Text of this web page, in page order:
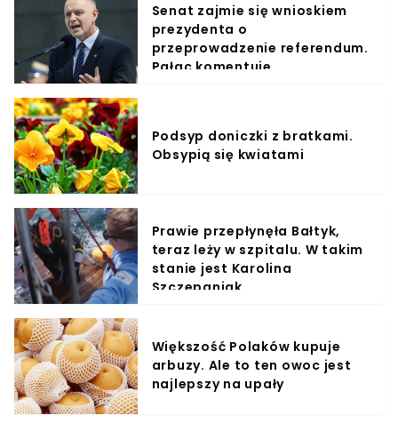
Senat zajmie się wnioskiem
prezydenta o
przeprowadzenie referendum.
Pałac komentuje
Podsyp doniczki z bratkami.
Obsypią się kwiatami
Prawie przepłynęła Bałtyk,
teraz leży w szpitalu. W takim
stanie jest Karolina
Szczepaniak
Większość Polaków kupuje
arbuzy. Ale to ten owoc jest
najlepszy na upały